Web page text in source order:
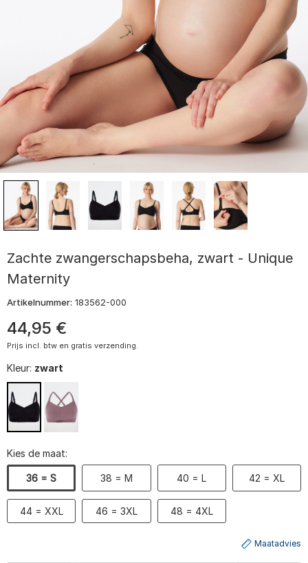
Zachte zwangerschapsbeha, zwart - Unique
Maternity
Artikelnummer: 183562-000
44,95 €
Prijs incl. btw en gratis verzending.
Kleur: zwart
Kies de maat:
36 = S 38 = M 40 = L 42 = XL
44 = XXL 46 = 3XL 48 = 4XL
Maatadvies